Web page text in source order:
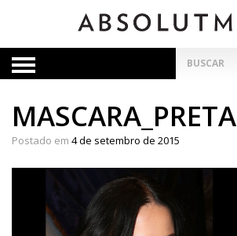
por:
MASCARA_PRETA
Postado em 4 de setembro de 2015